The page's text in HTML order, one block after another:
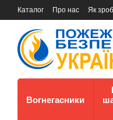
Каталог Про нас Як
Документи
Контакти
Вогнегасники